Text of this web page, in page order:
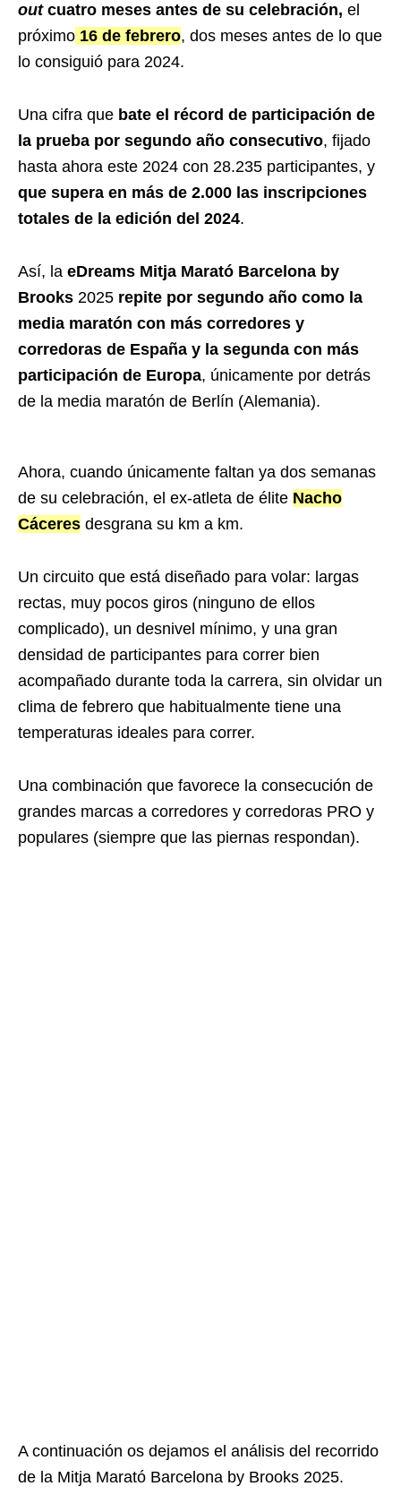
outcuatro meses antes de su celebración, el
próximo 16 de febrero, dos meses antes de lo que
lo consiguió para 2024.
Una cifra que bate el récord de participación de
la prueba por segundo año consecutivo, fijado
hasta ahora este 2024 con 28.235 participantes, y
que supera en más de 2.000 las inscripciones
totales de la edición del 2024.
Así, la eDreams Mitja Marató Barcelona by
Brooks 2025 repite por segundo año como la
media maratón con más corredores y
corredoras de España y la segunda con más
participación de Europa, únicamente por detrás
de la media maratón de Berlín (Alemania).
Ahora, cuando únicamente faltan ya dos semanas
de su celebración, el ex-atleta de élite Nacho
Cáceres desgrana su km a km.
Un circuito que está diseñado para volar: largas
rectas, muy pocos giros (ninguno de ellos
complicado), un desnivel mínimo, y una gran
densidad de participantes para correr bien
acompañado durante toda la carrera, sin olvidar un
clima de febrero que habitualmente tiene una
temperaturas ideales para correr.
Una combinación que favorece la consecución de
grandes marcas a corredores y corredoras PRO y
populares (siempre que las piernas respondan).
A continuación os dejamos el análisis del recorrido
de la Mitja Marató Barcelona by Brooks 2025.